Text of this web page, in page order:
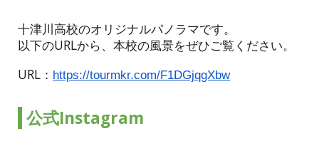
十津川高校のオリジナルパノラマです。
以下のURLから、本校の風景をぜひご覧ください。
URL： https://tourmkr.com/F1DGjqgXbw
公式Instagram